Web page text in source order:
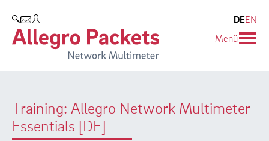
SUCHEN
DEEN
Menü
Training: Allegro Network Multimeter
Essentials [DE]
Allegro Network Multimeter
Produktübersicht
Use Cases
Whitepaper
Case Studies
Unternehmen
Partner
Umweltschutz